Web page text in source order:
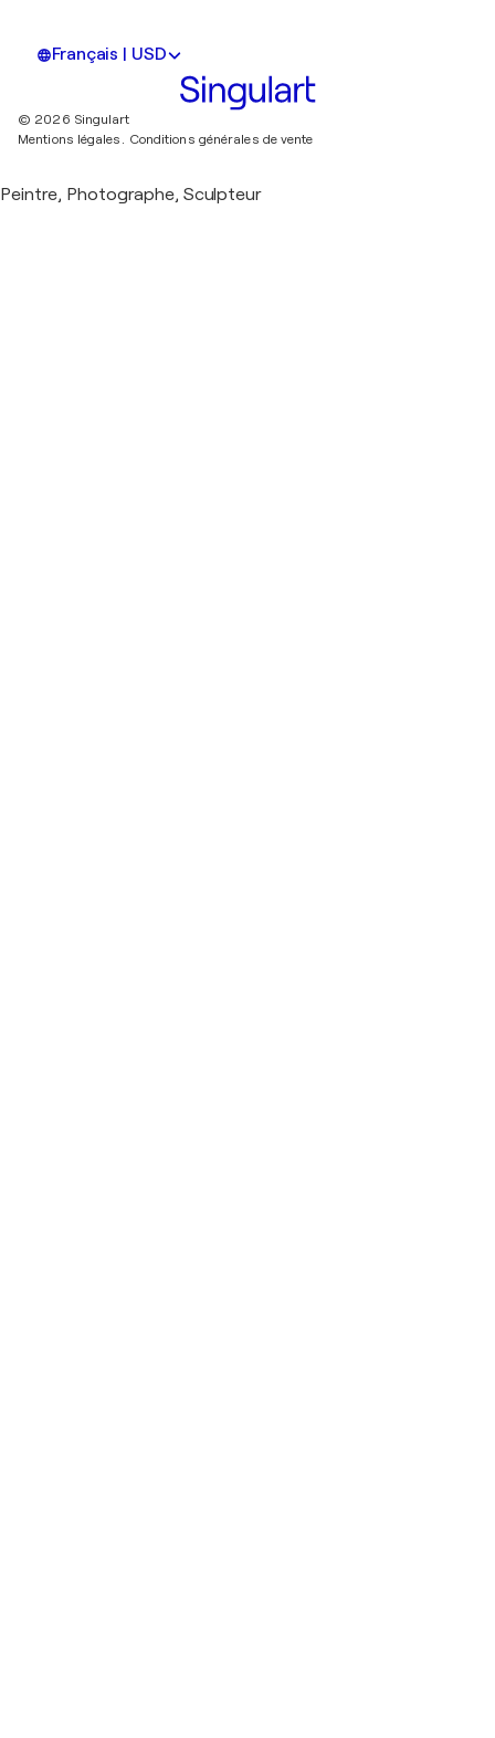
Français | USD
© 2026 Singulart
Mentions légales. Conditions générales de vente
Peintre, Photographe, Sculpteur